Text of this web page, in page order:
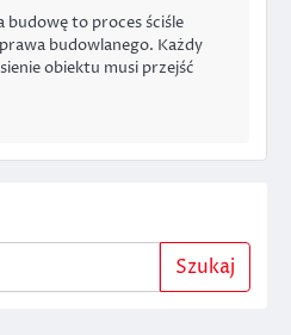
budowę to proces ściśle
budowlanego. Każdy
obiektu musi przejść
Szukaj